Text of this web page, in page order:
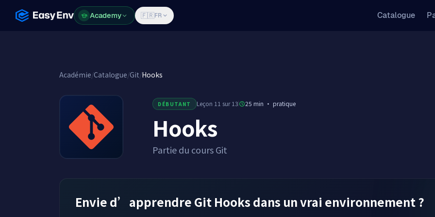
Academy
Academy 🇫🇷FR Catalogue
Académie/Catalogue/Git/Hooks
DÉBUTANT Leçon 11 sur 13 25 min · pratique
Hooks
Partie du cours Git
Envie d’apprendre Git Hooks dans un vrai environnement ?